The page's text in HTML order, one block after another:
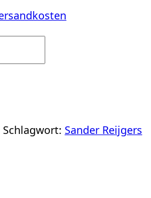
Schlagwort: Sander Reijgers